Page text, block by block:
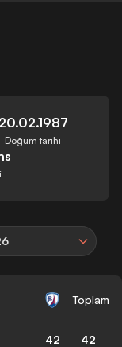
20.02.1987
Doğum tarihi
Toplam
42 42